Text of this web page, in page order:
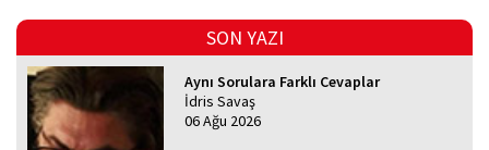
SON YAZI
Aynı Sorulara Farklı Cevaplar
İdris Savaş
06 Ağu 2026